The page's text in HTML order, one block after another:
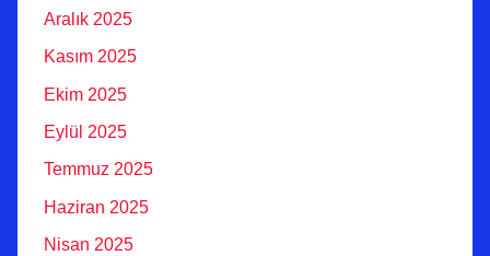
Aralık 2025
Kasım 2025
Ekim 2025
Eylül 2025
Temmuz 2025
Haziran 2025
Nisan 2025